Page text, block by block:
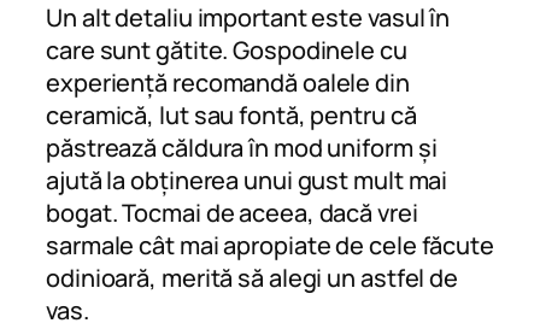
Un alt detaliu important este vasul în
care sunt gătite. Gospodinele cu
experiență recomandă oalele din
ceramică, lut sau fontă, pentru că
păstrează căldura în mod uniform și
ajută la obținerea unui gust mult mai
bogat. Tocmai de aceea, dacă vrei
sarmale cât mai apropiate de cele făcute
odinioară, merită să alegi un astfel de
vas.